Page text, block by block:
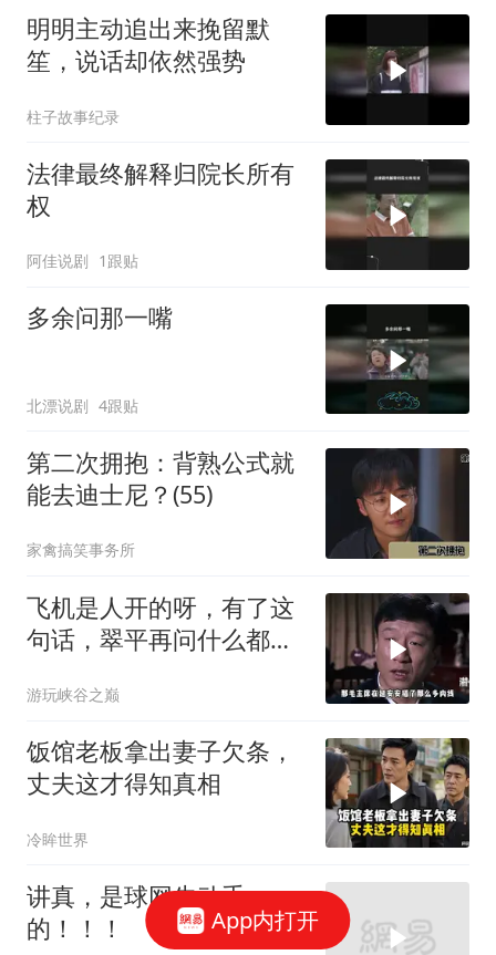
明明主动追出来挽留默
笙，说话却依然强势
柱子故事纪录
法律最终解释归院长所有
权
阿佳说剧 1跟贴
多余问那一嘴
北漂说剧 4跟贴
第二次拥抱：背熟公式就
能去迪士尼？(55)
家禽搞笑事务所
飞机是人开的呀，有了这
句话，翠平再问什么都不
游玩峡谷之巅
饭馆老板拿出妻子欠条，
丈夫这才得知真相
冷眸世界
讲真，是球网先动手
的！！！
App内打开